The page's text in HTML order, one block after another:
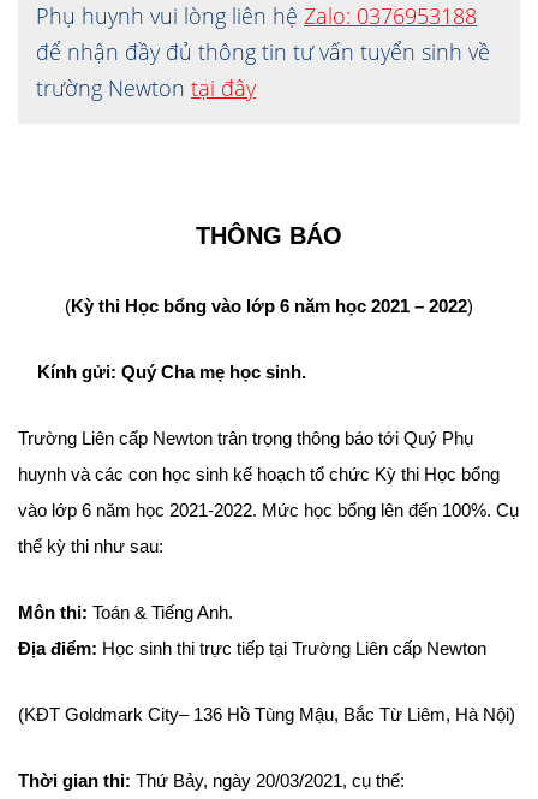
Phụ huynh vui lòng liên hệ Zalo: 0376953188
để nhận đầy đủ thông tin tư vấn tuyển sinh về
trường Newton tại đây
THÔNG BÁO
(Kỳ thi Học bổng vào lớp 6 năm học 2021 – 2022)
Kính gửi: Quý Cha mẹ học sinh.
Trường Liên cấp Newton trân trọng thông báo tới Quý Phụ
huynh và các con học sinh kế hoạch tổ chức Kỳ thi Học bổng
vào lớp 6 năm học 2021-2022. Mức học bổng lên đến 100%. Cụ
thể kỳ thi như sau:
Môn thi: Toán & Tiếng Anh.
Địa điểm: Học sinh thi trực tiếp tại Trường Liên cấp Newton
(KĐT Goldmark City– 136 Hồ Tùng Mậu, Bắc Từ Liêm, Hà Nội)
Thời gian thi: Thứ Bảy, ngày 20/03/2021, cụ thể: